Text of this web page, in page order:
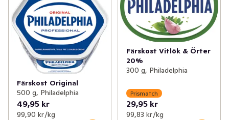
Färskost Original
500 g, Philadelphia
49,95 kr
99,90 kr /kg
Färskost Vitlök & Örter
20%
300 g, Philadelphia
Prismatch
29,95 kr
99,83 kr /kg